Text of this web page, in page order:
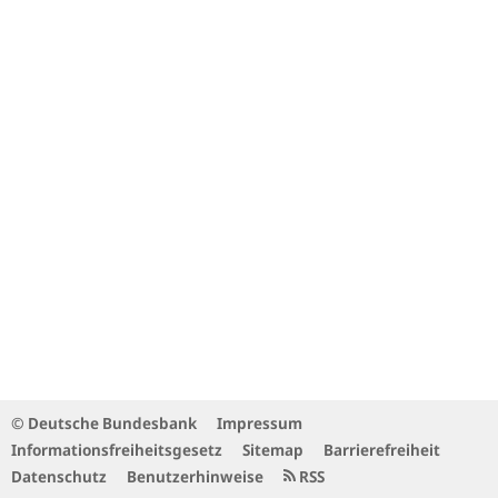
© Deutsche Bundesbank
Impressum
Informationsfreiheitsgesetz
Sitemap
Barrierefreiheit
Datenschutz
Benutzerhinweise RSS